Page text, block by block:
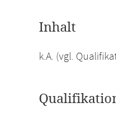
Inhalt
k.A. (vgl.